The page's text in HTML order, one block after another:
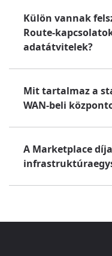
Külön vannak
Route-
adatátvitelek?
Mit tartalmaz a
WAN-beli
A Marketplace